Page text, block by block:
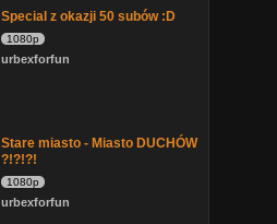
Special z okazji 50 subów :D
1080p
urbexforfun
Stare miasto - Miasto DUCHÓW
?!?!?!
1080p
urbexforfun